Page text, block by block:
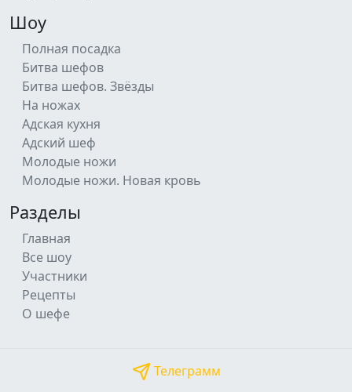
Шоу
Полная посадка
Битва шефов
Битва шефов. Звёзды
На ножах
Адская кухня
Адский шеф
Молодые ножи
Молодые ножи. Новая кровь
Разделы
Главная
Все шоу
Участники
Рецепты
О шефе
Телеграмм